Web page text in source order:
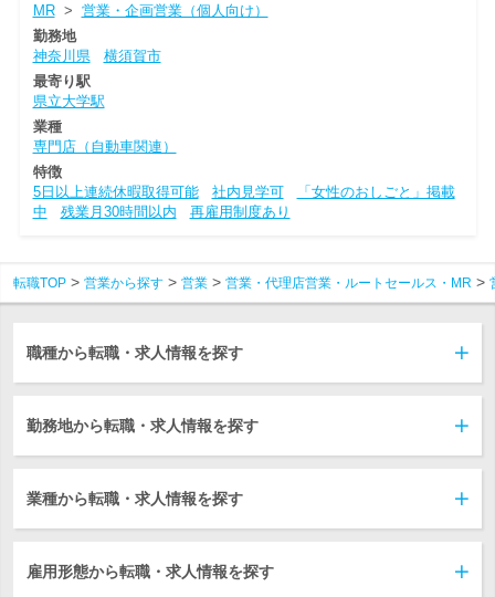
MR> 営業・企画営業（個人向け）
勤務地
神奈川県
横須賀市
最寄り駅
県立大学駅
業種
専門店（自動車関連）
特徴
5日以上連続休暇取得可能
社内見学可
「女性のおしごと」掲載
中
残業月30時間以内 再雇用制度あり
転職TOP 営業から探す 営業 営業・代理店営業・ルートセールス・MR
職種から転職・求人情報を探す
勤務地から転職・求人情報を探す
業種から転職・求人情報を探す
雇用形態から転職・求人情報を探す